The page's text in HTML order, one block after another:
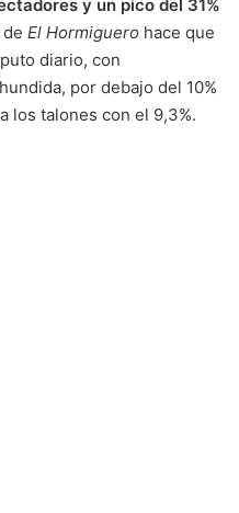
y un pico del 31%
El Hormiguero hace que
diario, con
por debajo del 10%
los talones con el 9,3%.